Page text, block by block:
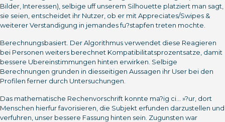
Bilder, Interessen), selbige uff unserem Silhouette platziert man sagt,
sie seien, entscheidet ihr Nutzer, ob er mit Appreciates/Swipes &
weiterer Verstandigung in jemandes fu?stapfen treten mochte.
Berechnungsbasiert. Der Algorithmus verwendet diese Reagieren
bei Personen weiters berechnet Kompatibilitatsprozentsatze, damit
bessere Ubereinstimmungen hinten erwirken. Selbige
Berechnungen grunden in diesseitigen Aussagen ihr User bei den
Profilen ferner durch Untersuchungen.
Das mathematische Rechenvorschrift konnte ma?ig ci… »?ur, dort
Menschen hierfur favorisieren, die Subjekt erfunden darzustellen und
verfuhren, unser bessere Fassung hinten sein. Zugunsten war